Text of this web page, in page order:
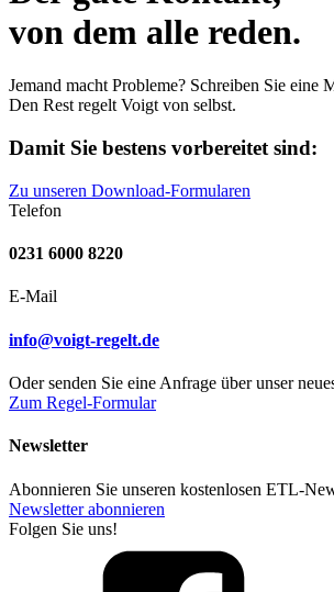
von dem alle reden.
Jemand macht Probleme? Schreiben Sie eine
Den Rest regelt Voigt von selbst.
Damit Sie bestens vorbereitet sind:
Zu unseren Download-Formularen
Telefon
0231 6000 8220
E-Mail
info@voigt-regelt.de
Oder senden Sie eine Anfrage über unser
Zum Regel-Formular
Newsletter
Abonnieren Sie unseren kostenlosen ETL-
Newsletter abonnieren
Folgen Sie uns!